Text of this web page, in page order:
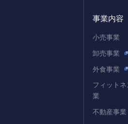
事業内容
小売事業
卸売事業
外食事業
フィット
業
不動産事業